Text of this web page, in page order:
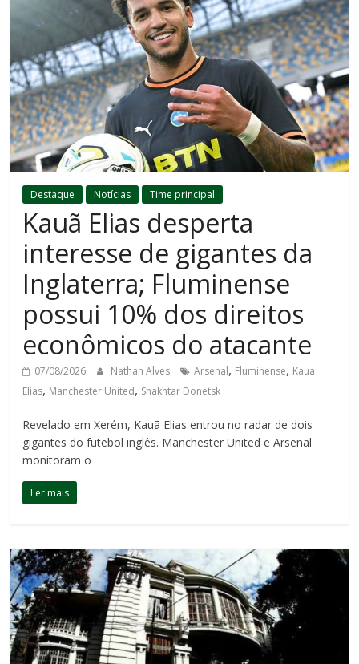
Destaque Notícias Time principal
Kauã Elias desperta
interesse de gigantes da
Inglaterra; Fluminense
possui 10% dos direitos
econômicos do atacante
07/08/2026 Nathan Alves Arsenal, Fluminense, Kaua
Elias, Manchester United, Shakhtar Donetsk
Revelado em Xerém, Kauã Elias entrou no radar de dois
gigantes do futebol inglês. Manchester United e Arsenal
monitoram o
Ler mais